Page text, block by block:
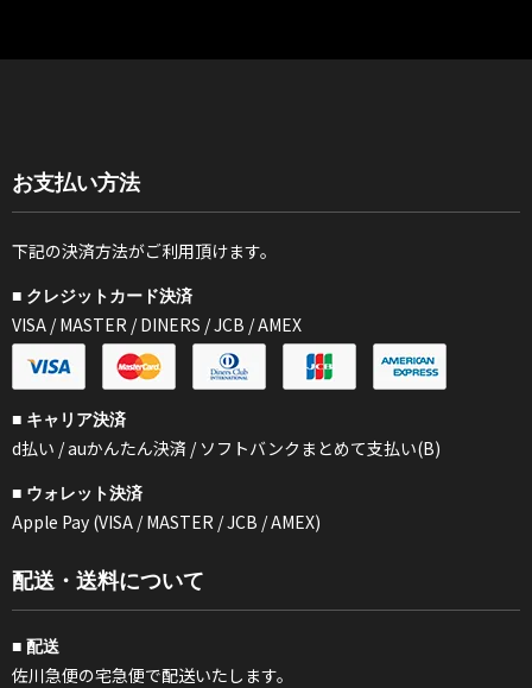
お支払い方法
下記の決済方法がご利用頂けます。
■ クレジットカード決済
VISA / MASTER / DINERS / JCB / AMEX
■ キャリア決済
d払い / auかんたん決済 / ソフトバンクまとめて支払い(B)
■ ウォレット決済
Apple Pay (VISA / MASTER / JCB / AMEX)
配送・送料について
■ 配送
佐川急便の宅急便で配送いたします。